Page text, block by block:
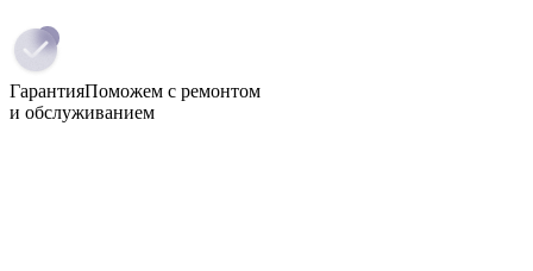
ГарантияПоможем с ремонтом
и обслуживанием